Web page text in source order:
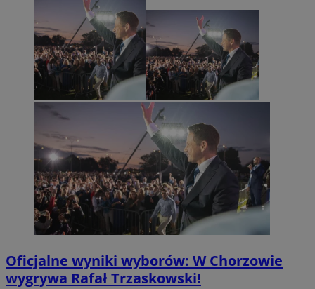
Oficjalne wyniki wyborów: W Chorzowie
wygrywa Rafał Trzaskowski!